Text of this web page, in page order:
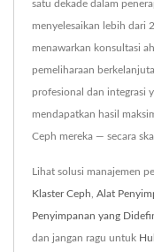
satu dekade dalam
menyelesaikan lebih dari
menawarkan konsultasi
pemeliharaan
profesional dan integrasi
mendapatkan hasil
Ceph mereka — secara
Lihat solusi manajemen
Klaster Ceph Alat
Penyimpanan yang
dan jangan ragu untuk